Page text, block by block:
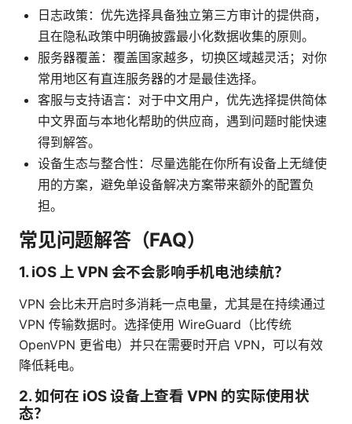
日志政策：优先选择具备独立第三方审计的提供商，
且在隐私政策中明确披露最小化数据收集的原则。
服务器覆盖：覆盖国家越多，切换区域越灵活；对你
常用地区有直连服务器的才是最佳选择。
客服与支持语言：对于中文用户，优先选择提供简体
中文界面与本地化帮助的供应商，遇到问题时能快速
得到解答。
设备生态与整合性：尽量选能在你所有设备上无缝使
用的方案，避免单设备解决方案带来额外的配置负
担。
常见问题解答（FAQ）
1. iOS 上 VPN 会不会影响手机电池续航？
VPN 会比未开启时多消耗一点电量，尤其是在持续通过
VPN 传输数据时。选择使用 WireGuard（比传统
OpenVPN 更省电）并只在需要时开启 VPN，可以有效
降低耗电。
2. 如何在 iOS 设备上查看 VPN 的实际使用状
态？